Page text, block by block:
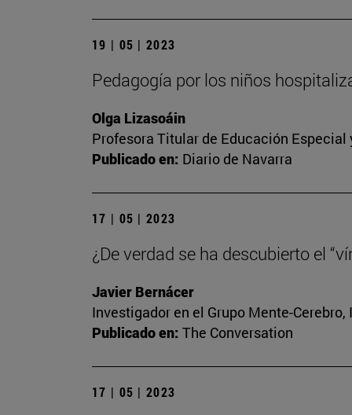
19 | 05 | 2023
Pedagogía por los niños
Olga Lizasoáin
Profesora Titular de Educación
Publicado en: Diario de Navarra
17 | 05 | 2023
¿De verdad se ha descubierto el
Javier Bernácer
Investigador en el Grupo Mente-
Publicado en: The Conversation
17 | 05 | 2023